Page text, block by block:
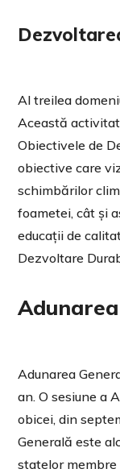
Al treilea
Această
Obiectivele de
obiective care
schimbărilor
foametei, cât și
educații de
Dezvoltare
Adunarea
an. O sesiune a
obicei, din
Generală este
statelor